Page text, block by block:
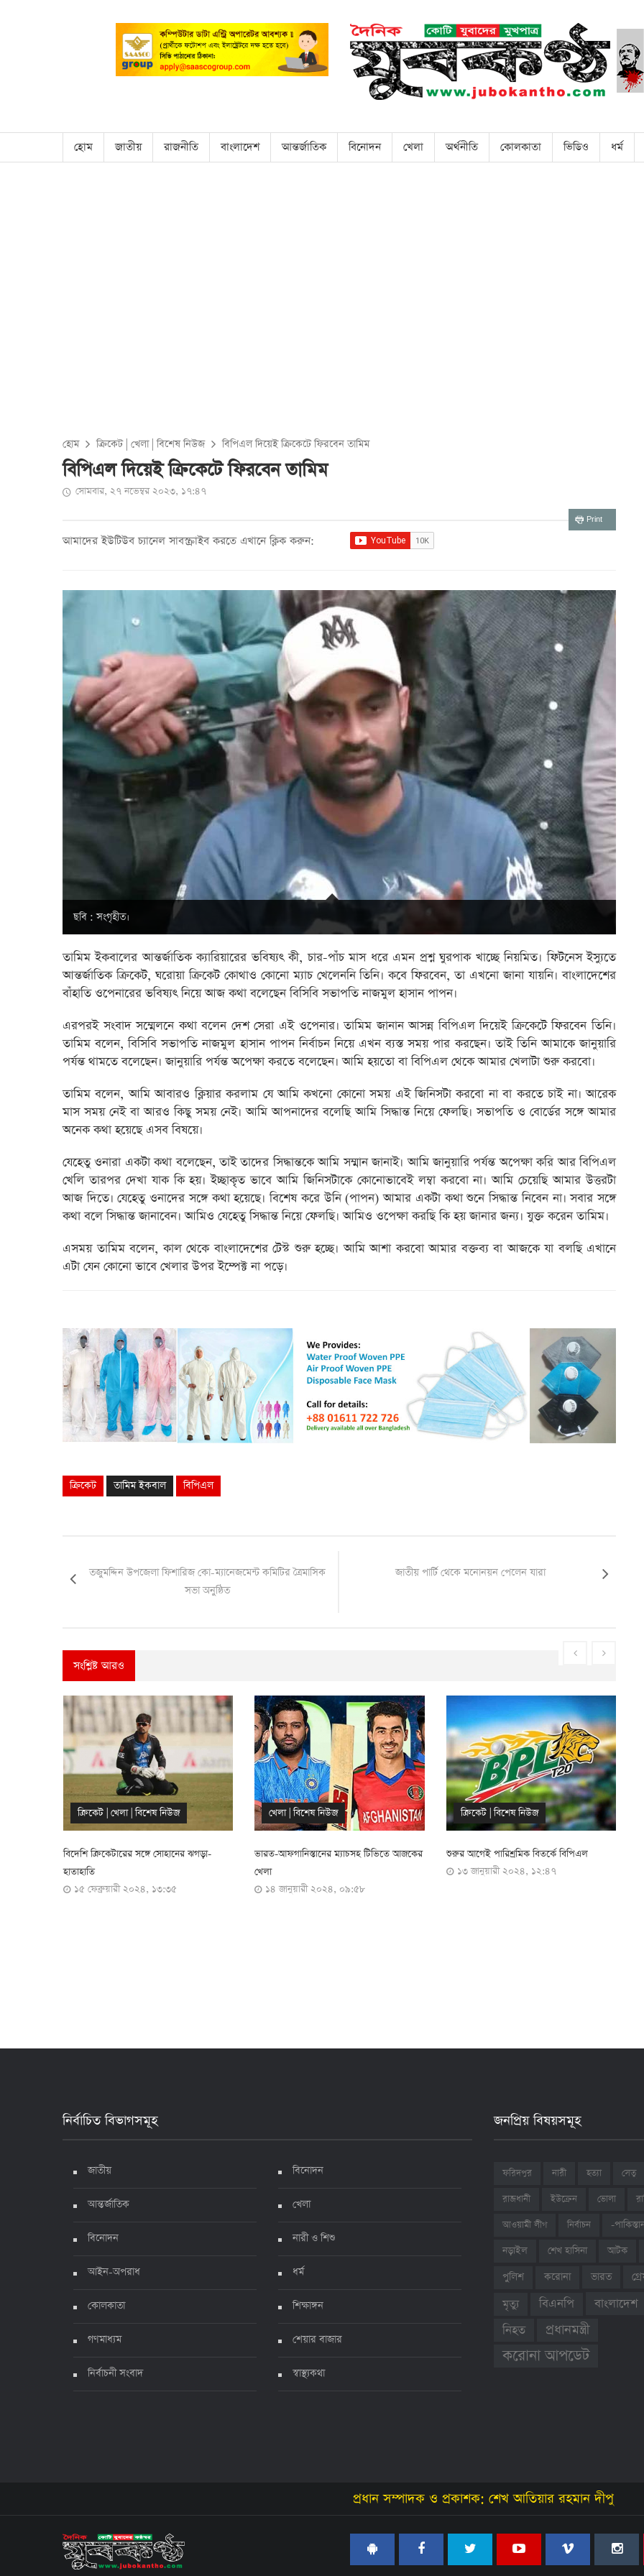
হোম জাতীয় রাজনীতি বাংলাদেশ আন্তর্জাতিক বিনোদন খেলা অর্থনীতি কোলকাতা ভিডিও ধর্ম
হোম ক্রিকেট| খেলা|বিশেষ নিউজ বিপিএল দিয়েই ক্রিকেটে ফিরবেন তামিম
বিপিএল দিয়েই ক্রিকেটে ফিরবেন তামিম
সোমবার, ২৭ নভেম্বর ২০২৩, ১৭:৪৭
Print
আমাদের ইউটিউব চ্যানেল সাবস্ক্রাইব করতে এখানে ক্লিক করুন:
ছবি : সংগৃহীত।
তামিম ইকবালের আন্তর্জাতিক ক্যারিয়ারের ভবিষ্যৎ কী, চার-পাঁচ মাস ধরে এমন প্রশ্ন ঘুরপাক খাচ্ছে নিয়মিত। ফিটনেস ইস্যুতে
আন্তর্জাতিক ক্রিকেট, ঘরোয়া ক্রিকেট কোথাও কোনো ম্যাচ খেলেননি তিনি। কবে ফিরবেন, তা এখনো জানা যায়নি। বাংলাদেশের
বাঁহাতি ওপেনারের ভবিষ্যৎ নিয়ে আজ কথা বলেছেন বিসিবি সভাপতি নাজমুল হাসান পাপন।
এরপরই সংবাদ সম্মেলনে কথা বলেন দেশ সেরা এই ওপেনার। তামিম জানান আসন্ন বিপিএল দিয়েই ক্রিকেটে ফিরবেন তিনি।
তামিম বলেন, বিসিবি সভাপতি নাজমুল হাসান পাপন নির্বাচন নিয়ে এখন ব্যস্ত সময় পার করছেন। তাই তিনি আমাকে জানুয়ারি
পর্যন্ত থামতে বলেছেন। জানুয়ারি পর্যন্ত অপেক্ষা করতে বলেছেন। আমি হয়তো বা বিপিএল থেকে আমার খেলাটা শুরু করবো।
তামিম বলেন, আমি আবারও ক্লিয়ার করলাম যে আমি কখনো কোনো সময় এই জিনিসটা করবো না বা করতে চাই না। আরেক
মাস সময় নেই বা আরও কিছু সময় নেই। আমি আপনাদের বলেছি আমি সিদ্ধান্ত নিয়ে ফেলছি। সভাপতি ও বোর্ডের সঙ্গে আমার
অনেক কথা হয়েছে এসব বিষয়ে।
যেহেতু ওনারা একটা কথা বলেছেন, তাই তাদের সিদ্ধান্তকে আমি সম্মান জানাই। আমি জানুয়ারি পর্যন্ত অপেক্ষা করি আর বিপিএল
খেলি তারপর দেখা যাক কি হয়। ইচ্ছাকৃত ভাবে আমি জিনিসটাকে কোনোভাবেই লম্বা করবো না। আমি চেয়েছি আমার উত্তরটা
আজ দিতে। যেহেতু ওনাদের সঙ্গে কথা হয়েছে। বিশেষ করে উনি (পাপন) আমার একটা কথা শুনে সিদ্ধান্ত নিবেন না। সবার সঙ্গে
কথা বলে সিদ্ধান্ত জানাবেন। আমিও যেহেতু সিদ্ধান্ত নিয়ে ফেলছি। আমিও ওপেক্ষা করছি কি হয় জানার জন্য। যুক্ত করেন তামিম।
এসময় তামিম বলেন, কাল থেকে বাংলাদেশের টেস্ট শুরু হচ্ছে। আমি আশা করবো আমার বক্তব্য বা আজকে যা বলছি এখানে
এটা যেন কোনো ভাবে খেলার উপর ইম্পেক্ট না পড়ে।
ক্রিকেট তামিম ইকবাল বিপিএল
তজুমদ্দিন উপজেলা ফিশারিজ কো-ম্যানেজমেন্ট কমিটির ত্রৈমাসিক
সভা অনুষ্ঠিত
জাতীয় পার্টি থেকে মনোনয়ন পেলেন যারা
সংশ্লিষ্ট আরও
খেলা|বিশেষ নিউজ
ভারত-আফগানিস্তানের ম্যাচসহ টিভিতে আজকের
খেলা
১৪ জানুয়ারী ২০২৪, ০৯:৫৮
ক্রিকেট|বিশেষ নিউজ
শুরুর আগেই পারিশ্রমিক বিতর্কে বিপিএল
১৩ জানুয়ারী ২০২৪, ১২:৪৭
খেলা|ফুটবল|বিশেষ নিউজ
দায়িত্ব থেকে সরে দাঁড়ালেন কাজী সালাউদ্দিন,
নতুন দায়িত্বে যিনি
নির্বাচিত বিভাগসমূহ
জাতীয়
আন্তর্জাতিক
বিনোদন
আইন-অপরাধ
কোলকাতা
গণমাধ্যম
নির্বাচনী সংবাদ
বিনোদন
খেলা
নারী ও শিশু
ধর্ম
শিক্ষাঙ্গন
শেয়ার বাজার
স্বাস্থ্যকথা
জনপ্রিয় বিষয়সমূহ
ফরিদপুর নারী হত্যা সেতু
রাজধানী ইউক্রেন ভোলা
আওয়ামী লীগ
নির্বাচন
-
নড়াইল
শেখ হাসিনা আটক
পুলিশ
করোনা ভারত
মৃত্যু
বিএনপি
বাংলাদেশ
নিহত
প্রধানমন্ত্রী
করোনা আপডেট
প্রধান সম্পাদক ও প্রকাশক: শেখ আতিয়ার রহমান দীপু